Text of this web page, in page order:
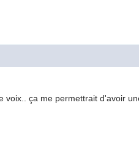
voix.. ça me permettrait d'avoir